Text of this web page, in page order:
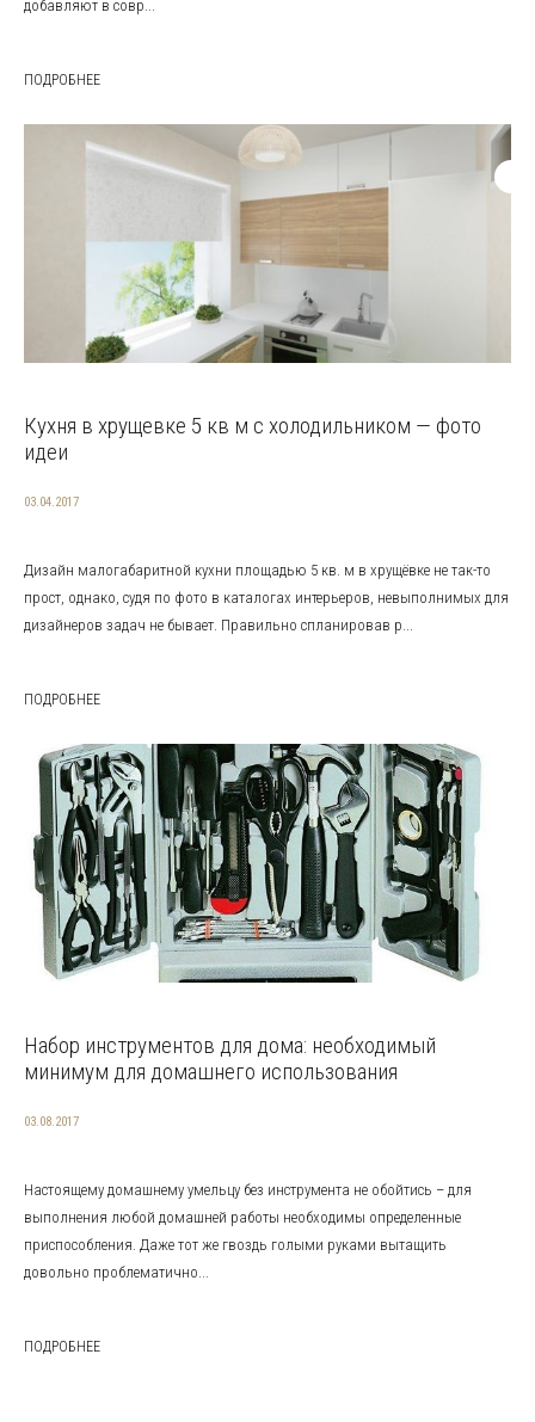
добавляют в совр...
ПОДРОБНЕЕ
Кухня в хрущевке 5 кв м с холодильником — фото
идеи
03.04.2017
Дизайн малогабаритной кухни площадью 5 кв. м в хрущёвке не так-то
прост, однако, судя по фото в каталогах интерьеров, невыполнимых для
дизайнеров задач не бывает. Правильно спланировав р...
ПОДРОБНЕЕ
Набор инструментов для дома: необходимый
минимум для домашнего использования
03.08.2017
Настоящему домашнему умельцу без инструмента не обойтись – для
выполнения любой домашней работы необходимы определенные
приспособления. Даже тот же гвоздь голыми руками вытащить
довольно проблематично...
ПОДРОБНЕЕ